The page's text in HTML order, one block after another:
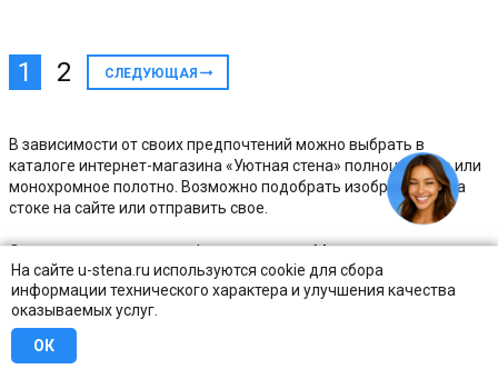
На сайте u-stena.ru используются cookie для сбора
информации технического характера и улучшения качества
оказываемых услуг.
ОК
1 2 СЛЕДУЮЩАЯ
В зависимости от своих предпочтений можно выбрать в
каталоге интернет-магазина «Уютная стена» полноцветное или
монохромное полотно. Возможно подобрать изображение на
стоке на сайте или отправить свое.
Отпечатанные в типографии компании в Москве на холсте по
латексной технологии, такие картины долгое время сохраняют
первоначальную свежесть оттенков.
Доставка ведется по всей территории России. Цену
транспортировки можно узнать при оформлении заказа. Чтобы